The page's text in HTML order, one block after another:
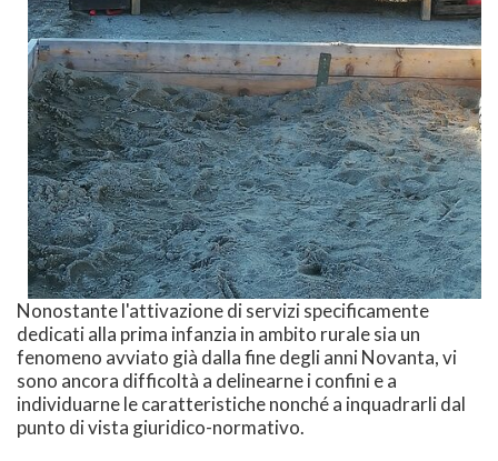
Nonostante l'attivazione di servizi specificamente
dedicati alla prima infanzia in ambito rurale sia un
fenomeno avviato già dalla fine degli anni Novanta, vi
sono ancora difficoltà a delinearne i confini e a
individuarne le caratteristiche nonché a inquadrarli dal
punto di vista giuridico-normativo.